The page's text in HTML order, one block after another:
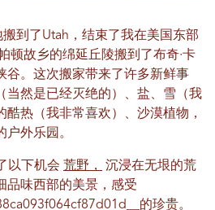
到了Utah，结束了我在美国东部
顿故乡的绵延丘陵搬到了布奇·卡
谷。这次搬家带来了许多新鲜事
当然是已经灭绝的）、盐、雪（我
热（我非常喜欢）、沙漠植物，
外乐园。
以下机会 荒野，
沉浸在无垠的荒
品味西部的美景，感受
的珍贵。